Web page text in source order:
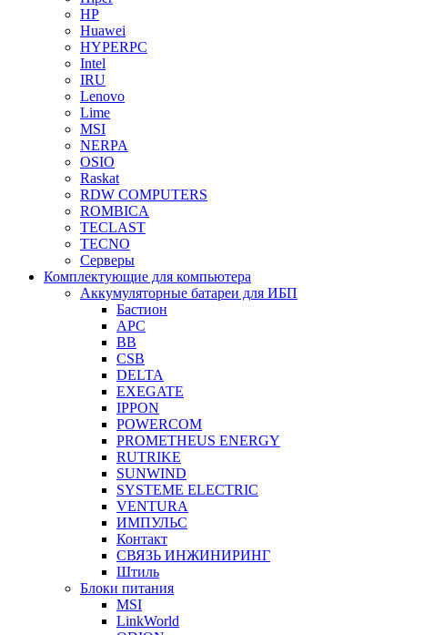
HP
Huawei
HYPERPC
Intel
IRU
Lenovo
Lime
MSI
NERPA
OSIO
Raskat
RDW COMPUTERS
ROMBICA
TECLAST
TECNO
Серверы
Комплектующие для компьютера
Аккумуляторные батареи для ИБП
Бастион
APC
BB
CSB
DELTA
EXEGATE
IPPON
POWERCOM
PROMETHEUS ENERGY
RUTRIKE
SUNWIND
SYSTEME ELECTRIC
VENTURA
ИМПУЛЬС
Контакт
СВЯЗЬ ИНЖИНИРИНГ
Штиль
Блоки питания
MSI
LinkWorld